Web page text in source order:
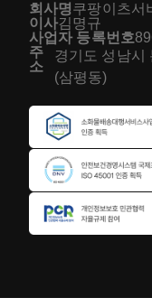
회사명쿠팡이츠서
이사김명규
사업자 등록번호
주
소
경기도 성남시
(삼평동)